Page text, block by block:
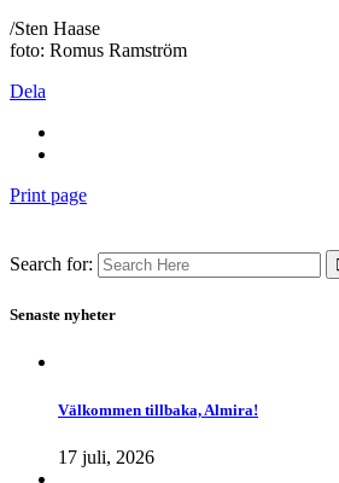
/Sten Haase
foto: Romus Ramström
Dela
Print page
Search for:
Senaste nyheter
Välkommen tillbaka, Almira!
17 juli, 2026